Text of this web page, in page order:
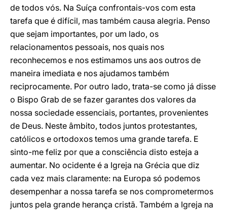
de todos vós. Na Suíça confrontais-vos com esta
tarefa que é difícil, mas também causa alegria. Penso
que sejam importantes, por um lado, os
relacionamentos pessoais, nos quais nos
reconhecemos e nos estimamos uns aos outros de
maneira imediata e nos ajudamos também
reciprocamente. Por outro lado, trata-se como já disse
o Bispo Grab de se fazer garantes dos valores da
nossa sociedade essenciais, portantes, provenientes
de Deus. Neste âmbito, todos juntos protestantes,
católicos e ortodoxos temos uma grande tarefa. E
sinto-me feliz por que a consciência disto esteja a
aumentar. No ocidente é a Igreja na Grécia que diz
cada vez mais claramente: na Europa só podemos
desempenhar a nossa tarefa se nos comprometermos
juntos pela grande herança cristã. Também a Igreja na